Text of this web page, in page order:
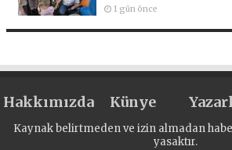
1 gün önce
Hakkımızda Künye
Kaynak belirtmeden ve izin almadan
yasaktır.